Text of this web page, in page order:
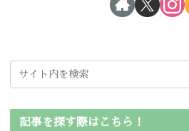
記事を探す際はこちら！